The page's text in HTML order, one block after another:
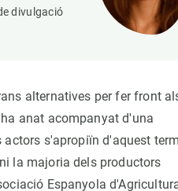
divulgació
alternatives per fer front
anat acompanyat d'una
s'apropiïn d'aquest
la majoria dels productors
Espanyola